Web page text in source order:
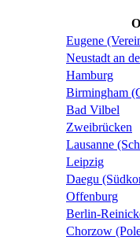
Eugene
Neustadt an
Hamburg
Birmingham
Bad Vilbel
Zweibrücken
Lausanne
Leipzig
Daegu
Offenburg
Berlin-
Chorzow